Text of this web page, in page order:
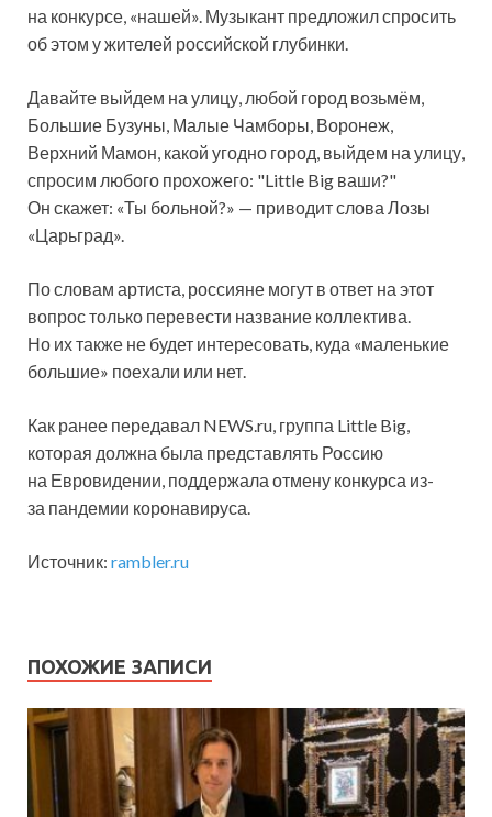
на конкурсе, «нашей». Музыкант предложил спросить
об этом у жителей российской глубинки.
Давайте выйдем на улицу, любой город возьмём,
Большие Бузуны, Малые Чамборы, Воронеж,
Верхний Мамон, какой угодно город, выйдем на улицу,
спросим любого прохожего: "Little Big ваши?"
Он скажет: «Ты больной?» — приводит слова Лозы
«Царьград».
По словам артиста, россияне могут в ответ на этот
вопрос только перевести название коллектива.
Но их также не будет интересовать, куда «маленькие
большие» поехали или нет.
Как ранее передавал NEWS.ru, группа Little Big,
которая должна была представлять Россию
на Евровидении, поддержала отмену конкурса из-
за пандемии коронавируса.
Источник: rambler.ru
ПОХОЖИЕ ЗАПИСИ